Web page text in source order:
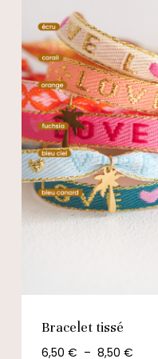
Bracelet tissé
6,50 € – 8,50 €PLAGE